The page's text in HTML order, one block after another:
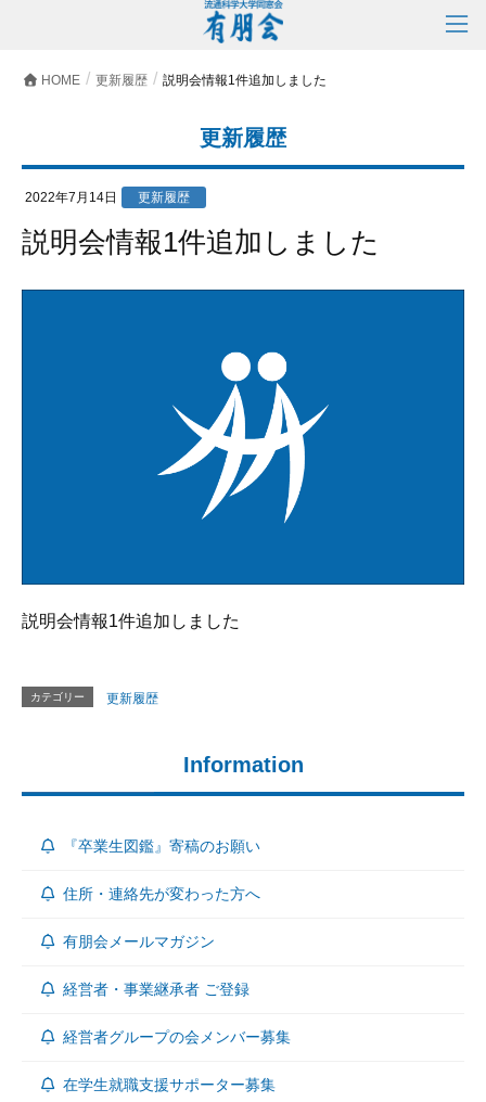
HOME 更新履歴 説明会情報1件追加しました
更新履歴
2022年7月14日 更新履歴
説明会情報1件追加しました
説明会情報1件追加しました
カテゴリー 更新履歴
Information
『卒業生図鑑』寄稿のお願い
住所・連絡先が変わった方へ
有朋会メールマガジン
経営者・事業継承者 ご登録
経営者グループの会メンバー募集
在学生就職支援サポーター募集